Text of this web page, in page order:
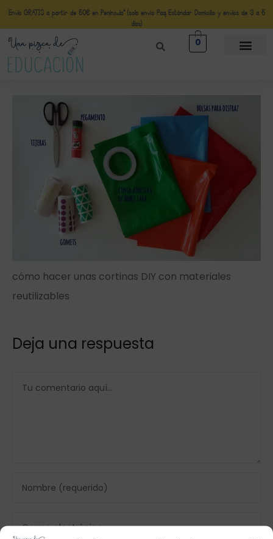
Envío GRATIS a partir de 50€ en Península* (solo envio Paq Estándar Domicilio y envíos de 3 a 5
días)
0
cómo hacer unas cortinas DIY con materiales
reutilizables
Deja una respuesta